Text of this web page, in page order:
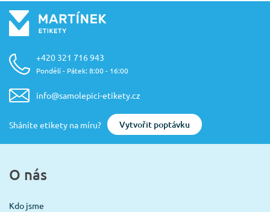
+420 321 716 943
Pondělí - Pátek: 8:00 - 16:00
info@samolepici-etikety.cz
Sháníte etikety na míru? Vytvořit poptávku
O nás
Kdo jsme